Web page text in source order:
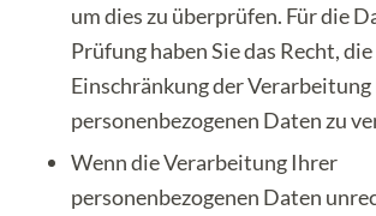
um dies zu überprüfen. Für die
Prüfung haben Sie das Recht, die
Einschränkung der
personenbezogenen Daten zu
Wenn die Verarbeitung Ihrer
personenbezogenen Daten